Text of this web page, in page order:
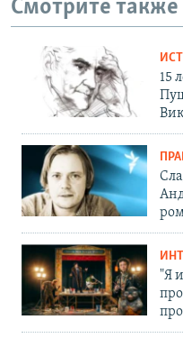
Смотрите также
15
"Я